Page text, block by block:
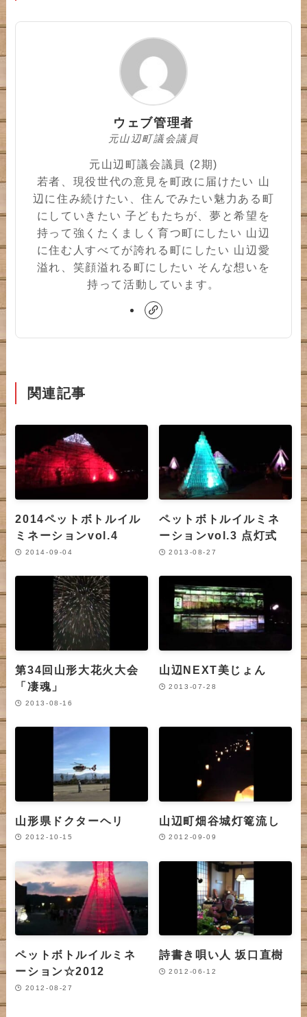
ウェブ管理者
元山辺町議会議員
元山辺町議会議員 (2期)
若者、現役世代の意見を町政に届けたい 山
辺に住み続けたい、住んでみたい魅力ある町
にしていきたい 子どもたちが、夢と希望を
持って強くたくましく育つ町にしたい 山辺
に住む人すべてが誇れる町にしたい 山辺愛
溢れ、笑顔溢れる町にしたい そんな想いを
持って活動しています。
関連記事
2014ペットボトルイル
ミネーションvol.4
2014-09-04
ペットボトルイルミネ
ーションvol.3 点灯式
2013-08-27
第34回山形大花火大会
「凄魂」
2013-08-16
山辺NEXT美じょん
2013-07-28
山形県ドクターヘリ
2012-10-15
山辺町畑谷城灯篭流し
2012-09-09
ペットボトルイルミネ
ーション☆2012
2012-08-27
詩書き唄い人 坂口直樹
2012-06-12